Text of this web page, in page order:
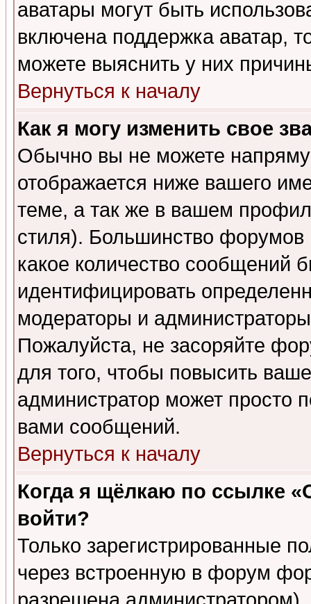
аватары могут быть
включена поддержка аватар,
можете выяснить у них
Вернуться к началу
Как я могу изменить свое
Обычно вы не можете
отображается ниже вашего
теме, а так же в вашем
стиля). Большинство форумов
какое количество сообщений
идентифицировать
модераторы и
Пожалуйста, не засоряйте
для того, чтобы повысить
администратор может просто
вами сообщений.
Вернуться к началу
Когда я щёлкаю по ссылке
войти?
Только зарегистрированные
через встроенную в форум